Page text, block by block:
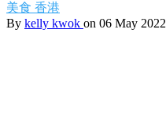
美食 香港
By kelly kwok on 06 May 2022